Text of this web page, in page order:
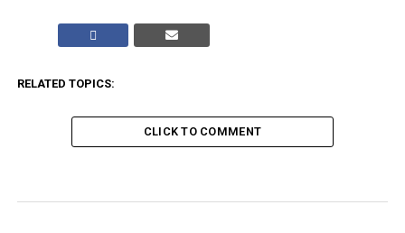
RELATED TOPICS:
CLICK TO COMMENT